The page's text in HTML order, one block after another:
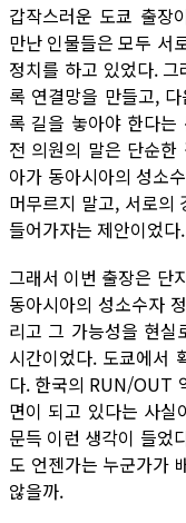
갑작스러운 도쿄 출장
만난 인물들은 모두 서
정치를 하고 있었다.
록 연결망을 만들고,
록 길을 놓아야 한다는
전 의원의 말은 단순
아가 동아시아의 성소
머무르지 말고, 서로의
들어가자는 제안이었다.
그래서 이번 출장은 단
동아시아의 성소수자
리고 그 가능성을 현실
시간이었다. 도쿄에서
다. 한국의 RUN/OUT
면이 되고 있다는 사실
문득 이런 생각이 들었
도 언젠가는 누군가가
않을까.